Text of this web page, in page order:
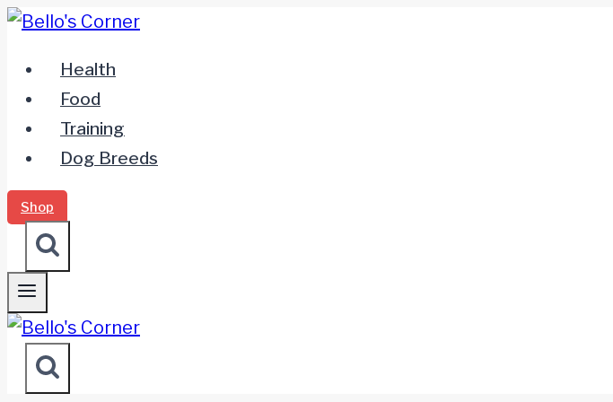
Zum
springenHealth
Food
Training
Dog Breeds
Shop